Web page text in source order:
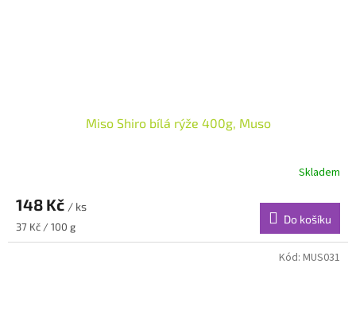
Miso Shiro bílá rýže 400g, Muso
Skladem
148 Kč / ks
Měrná
cena:
37 Kč / 100 g
Do košíku
Kód: MUS031